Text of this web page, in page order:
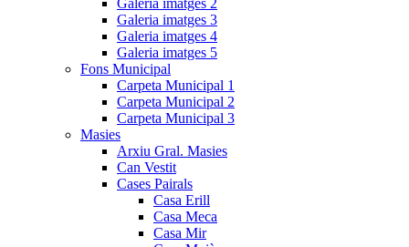
Galeria imatges 2
Galeria imatges 3
Galeria imatges 4
Galeria imatges 5
Fons Municipal
Carpeta Municipal 1
Carpeta Municipal 2
Carpeta Municipal 3
Masies
Arxiu Gral. Masies
Can Vestit
Cases Pairals
Casa Erill
Casa Meca
Casa Mir